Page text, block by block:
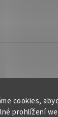
cookies,
prohlížení
Kontakt